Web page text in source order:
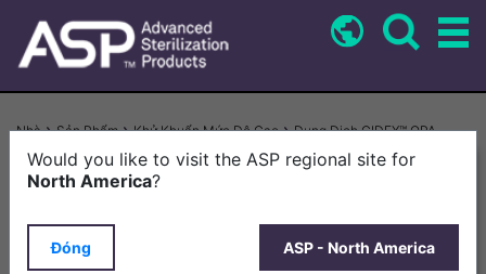
dung
Breadcrumb
Nhà Sản Phẩm Khử Khuẩn Mức Độ Cao Dung Dịch CIDEX™ OPA
Would you like to visit the ASP regional site for
North America?
Đóng ASP - North America